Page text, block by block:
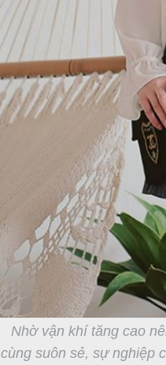
Nhờ vận khí tăng cao
cùng suôn sẻ, sự nghiệp